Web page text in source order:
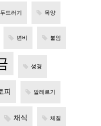
두드러기 목양
변비 불임
성경
피 알레르기
채식 체질